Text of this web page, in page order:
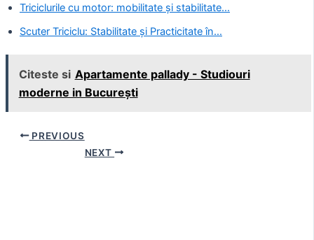
Triciclurile cu motor: mobilitate și stabilitate…
Scuter Triciclu: Stabilitate și Practicitate în…
Citeste si Apartamente pallady - Studiouri
moderne in București
Post PREVIOUS
NEXT